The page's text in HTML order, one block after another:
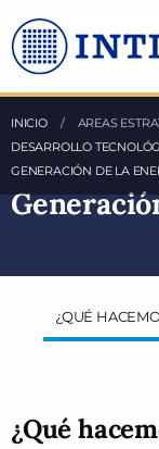
Saltea al
INICIO
AREAS
DESARROLLO
GENERACIÓN DE LA
¿QUÉ
¿Qué